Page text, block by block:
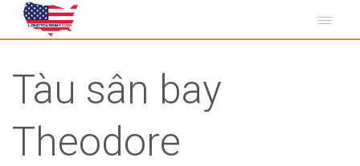
Tàu sân bay
Theodore